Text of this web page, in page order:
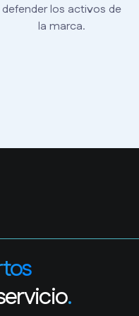
defender los activos de
la marca.
.